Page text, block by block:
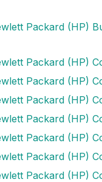
Packard (HP)
Packard (HP)
Packard (HP)
Packard (HP)
Packard (HP)
Packard (HP)
Packard (HP)
Packard (HP)